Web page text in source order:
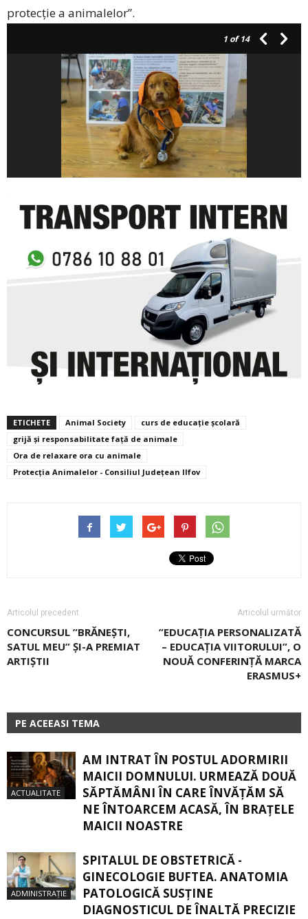
protecție a animalelor”.
1 of 14
ETICHETE Animal Society
curs de educație școlară
grijă și responsabilitate față de animale
Ora de relaxare ora cu animale
Protecția Animalelor - Consiliul Județean Ilfov
Articolul precedent
CONCURSUL ”BRĂNEŞTI,
SATUL MEU” ŞI-A PREMIAT
ARTIŞTII
Articolul următor
”EDUCAȚIA PERSONALIZATĂ
– EDUCAȚIA VIITORULUI”, O
NOUĂ CONFERINȚĂ MARCA
ERASMUS+
PE ACEEASI TEMA
ACTUALITATE
AM INTRAT ÎN POSTUL ADORMIRII
MAICII DOMNULUI. URMEAZĂ DOUĂ
SĂPTĂMÂNI ÎN CARE ÎNVĂŢĂM SĂ
NE ÎNTOARCEM ACASĂ, ÎN BRAŢELE
MAICII NOASTRE
ADMINISTRAȚIE
SPITALUL DE OBSTETRICĂ -
GINECOLOGIE BUFTEA. ANATOMIA
PATOLOGICĂ SUSŢINE
DIAGNOSTICUL DE ÎNALTĂ PRECIZIE